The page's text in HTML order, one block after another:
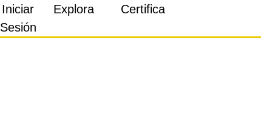
Iniciar
Sesión
Explora Certifica